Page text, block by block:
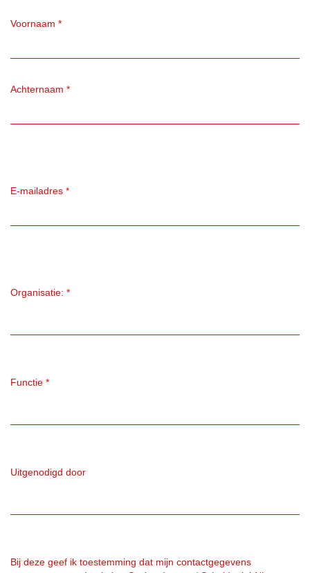
Voornaam *
Achternaam *
E-mailadres *
Organisatie: *
Functie *
Uitgenodigd door
Bij deze geef ik toestemming dat mijn contactgegevens